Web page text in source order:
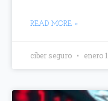
READ MORE »
ciber seguro enero